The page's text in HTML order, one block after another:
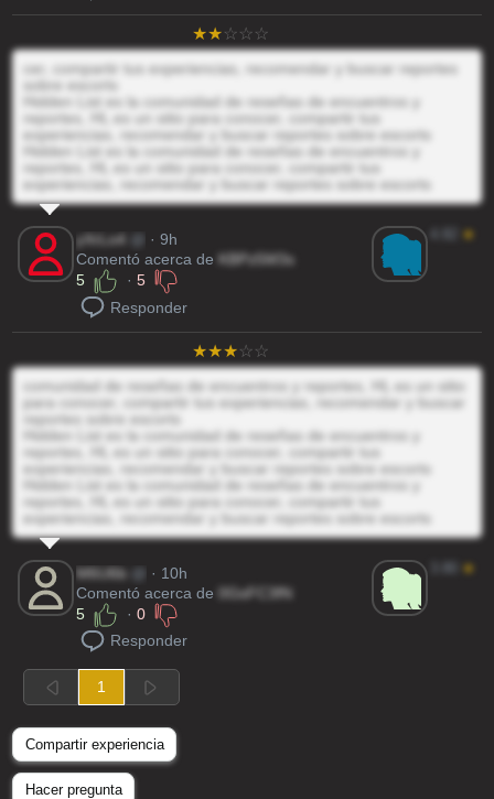
cer, compartir tus experiencias, recomendar y buscar reportes
sobre escorts
Hidden List es la comunidad de reseñas de encuentros y
reportes, HL es un sitio para conocer, compartir tus
experiencias, recomendar y buscar reportes sobre escorts
Hidden List es la comunidad de reseñas de encuentros y
reportes, HL es un sitio para conocer, compartir tus
experiencias, recomendar y buscar reportes sobre escorts
yXrLo4
· 9h
Comentó acerca de
KBPz5M3s
5
·5
Responder
★
comunidad de reseñas de encuentros y reportes, HL es un sitio
para conocer, compartir tus experiencias, recomendar y buscar
reportes sobre escorts
Hidden List es la comunidad de reseñas de encuentros y
reportes, HL es un sitio para conocer, compartir tus
experiencias, recomendar y buscar reportes sobre escorts
Hidden List es la comunidad de reseñas de encuentros y
reportes, HL es un sitio para conocer, compartir tus
experiencias, recomendar y buscar reportes sobre escorts
M6U6b
· 10h
Comentó acerca de
0GsFC3fN
5
·0
Responder
★
1